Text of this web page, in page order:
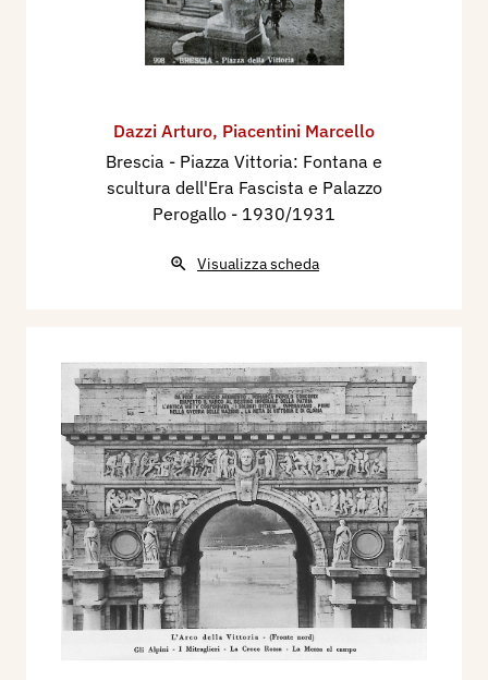
Dazzi Arturo, Piacentini Marcello
Brescia - Piazza Vittoria: Fontana e
scultura dell'Era Fascista e Palazzo
Perogallo - 1930/1931
Visualizza scheda